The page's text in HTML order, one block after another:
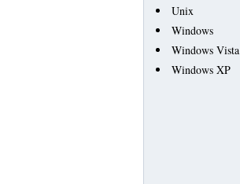
Unix
Windows
Windows Vista
Windows XP